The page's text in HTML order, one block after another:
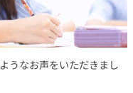
うなお声をいただきまし